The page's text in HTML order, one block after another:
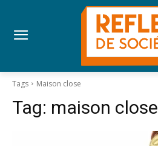
Tags Maison close
Tag: maison close